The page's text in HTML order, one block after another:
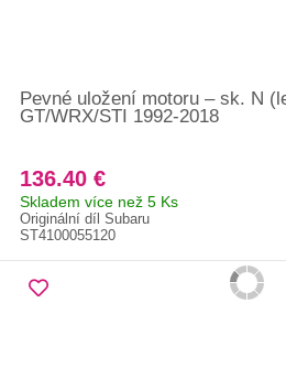
Pevné uložení motoru – sk. N
GT/WRX/STI 1992-2018
136.40 €
Skladem více než 5 Ks
Originální díl Subaru
ST4100055120